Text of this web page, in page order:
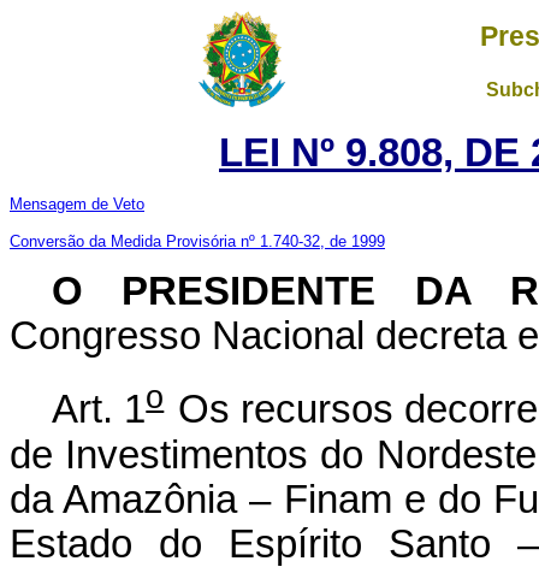
LEI Nº 9.808,
Mensagem de Veto
Conversão da Medida Provisória nº 1.740-32, de 1999
O PRESIDENTE DA
Congresso Nacional decreta
Art. 1o Os recursos
de Investimentos do
da Amazônia – Finam e do
Estado do Espírito